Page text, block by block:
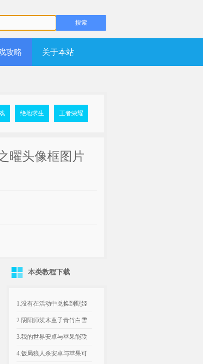
攻略 关于本站
绝地求生 王者荣耀
曜头像框图片
本类教程下载
1.没有在活动中兑换到甄姬
限定皮肤怎样办，甄姬限定
皮...
2.阴阳师茨木童子青竹白雪
多少钱 茨木童子青竹白雪
图...
3.我的世界安卓与苹果能联
机吗 我的世界安卓与苹果
4.饭局狼人杀安卓与苹果可